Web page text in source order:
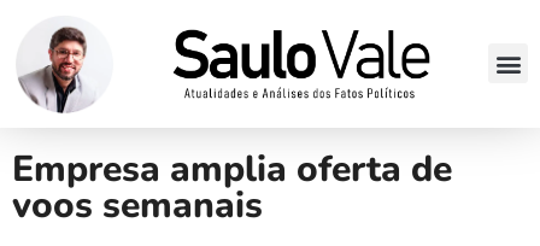
Empresa amplia oferta de
voos semanais